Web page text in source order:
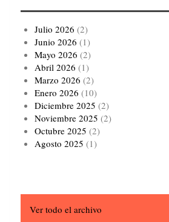
Julio 2026 (2)
Junio 2026 (1)
Mayo 2026 (2)
Abril 2026 (1)
Marzo 2026 (2)
Enero 2026 (10)
Diciembre 2025 (2)
Noviembre 2025 (2)
Octubre 2025 (2)
Agosto 2025 (1)
Ver todo el archivo